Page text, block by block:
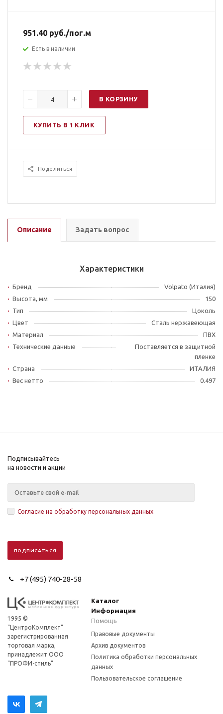
951.40 руб./пог.м
Есть в наличии
В КОРЗИНУ
КУПИТЬ В 1 КЛИК
Поделиться
Описание Задать вопрос
Характеристики
Бренд
Volpato (Италия)
Высота, мм
150
Тип
Цоколь
Цвет
Сталь нержавеющая
Материал
ПВХ
Технические данные
Поставляется в защитной
пленке
Страна
ИТАЛИЯ
Вес нетто
0.497
Подписывайтесь
на новости и акции
Согласие на обработку персональных данных
+7 (495) 740-28-58
1995 ©
"ЦентроКомплект"
зарегистрированная
торговая марка,
принадлежит ООО
"ПРОФИ-стиль"
Каталог
Информация
Помощь
Правовые документы
Архив документов
Политика обработки персональных
данных
Пользовательское соглашение